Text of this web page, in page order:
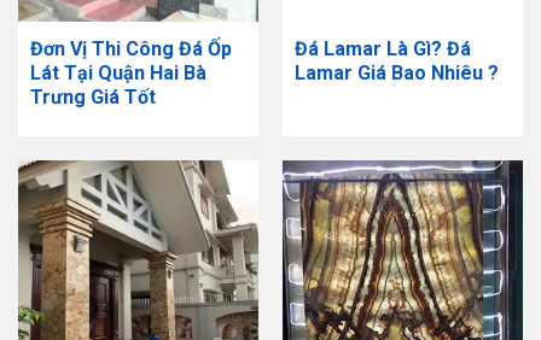
Đơn Vị Thi Công Đá Ốp
Lát Tại Quận Hai Bà
Trưng Giá Tốt
Đá Lamar Là Gì? Đá
Lamar Giá Bao Nhiêu ?